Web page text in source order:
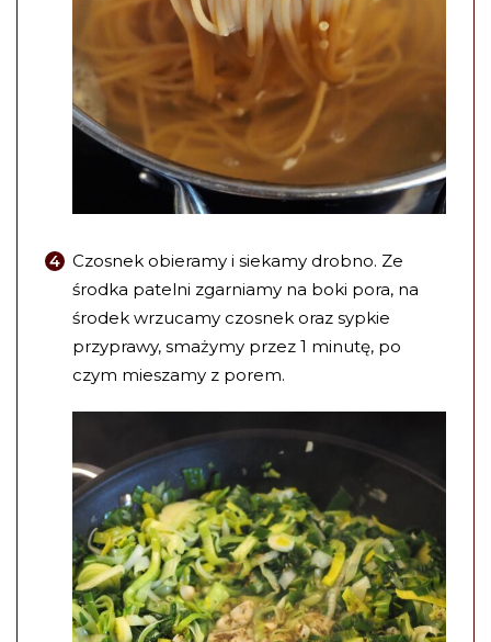
Czosnek obieramy i siekamy drobno. Ze
środka patelni zgarniamy na boki pora, na
środek wrzucamy czosnek oraz sypkie
przyprawy, smażymy przez 1 minutę, po
czym mieszamy z porem.